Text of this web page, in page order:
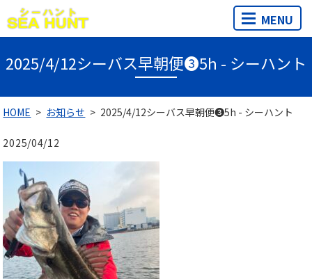
MENU
2025/4/12シーバス早朝便❸5h - シーハント
HOME お知らせ 2025/4/12シーバス早朝便❸5h - シーハント
2025/04/12